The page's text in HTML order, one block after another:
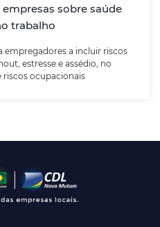
sobre saúde
trabalho
empregadores a incluir riscos
estresse e assédio, no
ocupacionais